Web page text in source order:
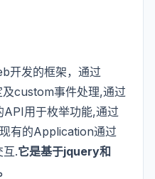
开发的框架，通过
custom事件处理,通过
用于枚举功能,通过
有的Application通过
.它是基于jquery和